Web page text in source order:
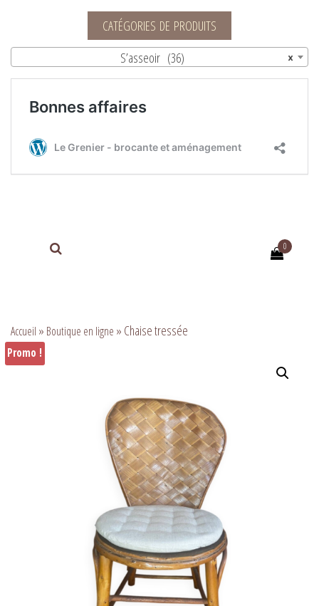
Le Grenier – brocante et aménagement
CATÉGORIES DE PRODUITS
×
S’asseoir (36)
0
Accueil » Boutique en ligne » Chaise tressée
Promo !